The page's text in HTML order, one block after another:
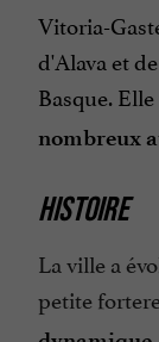
Vitoria-
d'Alava et
Basque.
nombreux
HISTOIRE
La ville a
petite